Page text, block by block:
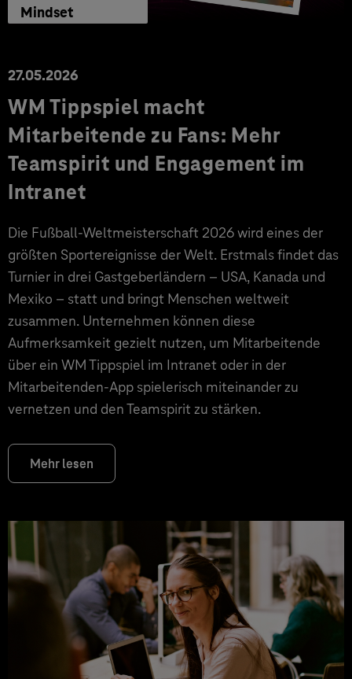
Mindset
27.05.2026
WM Tippspiel macht
Mitarbeitende zu Fans: Mehr
Teamspirit und Engagement im
Intranet
Die Fußball-Weltmeisterschaft 2026 wird eines der
größten Sportereignisse der Welt. Erstmals findet das
Turnier in drei Gastgeberländern – USA, Kanada und
Mexiko – statt und bringt Menschen weltweit
zusammen. Unternehmen können diese
Aufmerksamkeit gezielt nutzen, um Mitarbeitende
über ein WM Tippspiel im Intranet oder in der
Mitarbeitenden-App spielerisch miteinander zu
vernetzen und den Teamspirit zu stärken.
Mehr lesen